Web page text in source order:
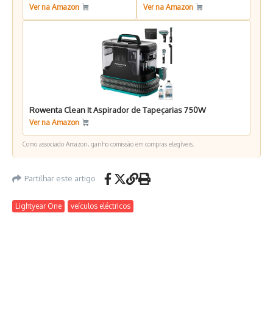
Ver na Amazon Ver na Amazon
Rowenta Clean It Aspirador de Tapeçarias 750W
Ver na Amazon
Como associado Amazon, ganho comissão em compras elegíveis.
Partilhar este artigo
Lightyear One veículos eléctricos